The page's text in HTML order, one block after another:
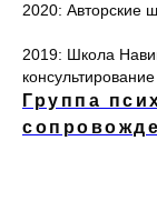
2020:
2019: Школа
Группа